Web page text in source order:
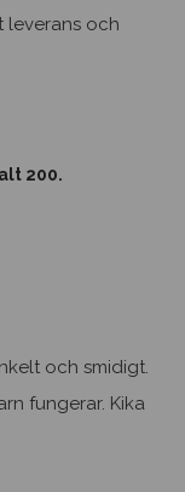
leverans och
200.
och smidigt.
fungerar. Kika